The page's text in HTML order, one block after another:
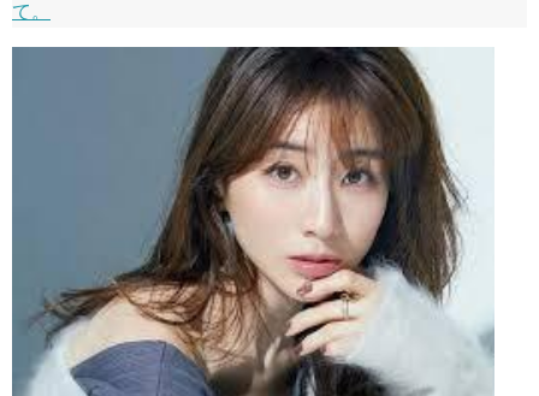
て。